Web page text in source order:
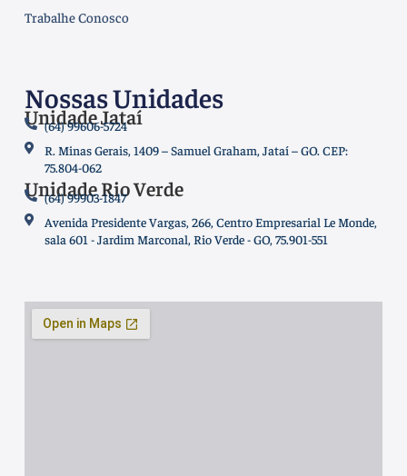
Trabalhe Conosco
Nossas Unidades
Unidade Jataí
(64) 99606-5724
R. Minas Gerais, 1409 – Samuel Graham, Jataí – GO. CEP:
75.804-062
Unidade Rio Verde
(64) 99903-1847
Avenida Presidente Vargas, 266, Centro Empresarial Le Monde,
sala 601 - Jardim Marconal, Rio Verde - GO, 75.901-551